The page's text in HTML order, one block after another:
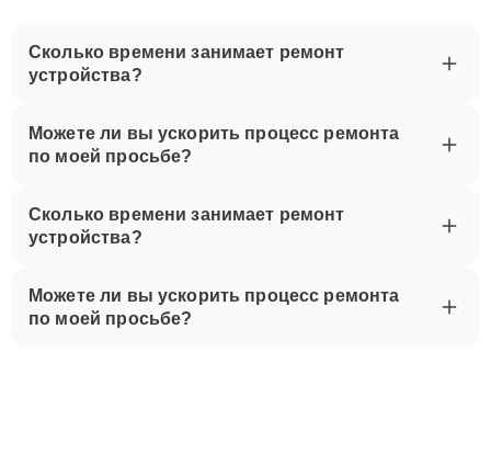
Сколько времени занимает ремонт
устройства?
Можете ли вы ускорить процесс ремонта
по моей просьбе?
Сколько времени занимает ремонт
устройства?
Можете ли вы ускорить процесс ремонта
по моей просьбе?